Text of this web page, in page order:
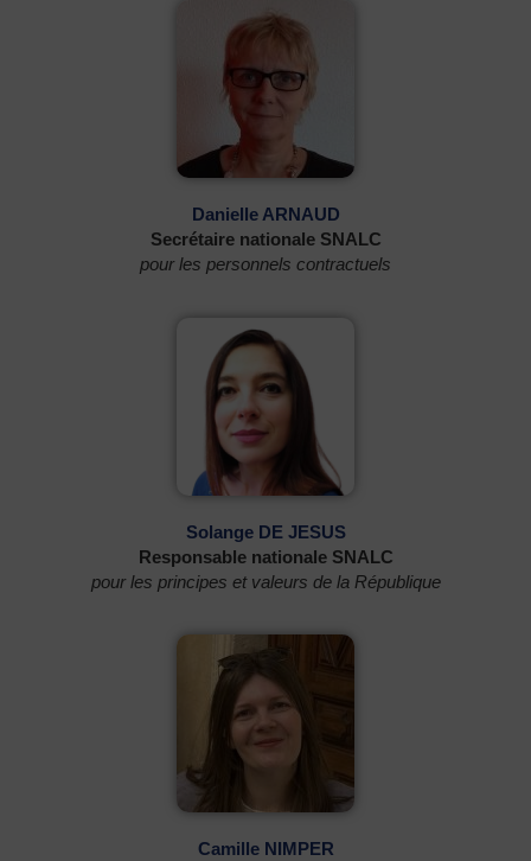
Danielle ARNAUD
Secrétaire nationale SNALC
pour les personnels contractuels
Solange DE JESUS
Responsable nationale SNALC
pour les principes et valeurs de la République
Camille NIMPER